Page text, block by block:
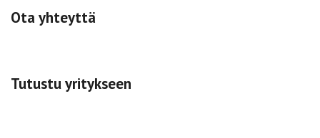
Ota yhteyttä
Tutustu yritykseen